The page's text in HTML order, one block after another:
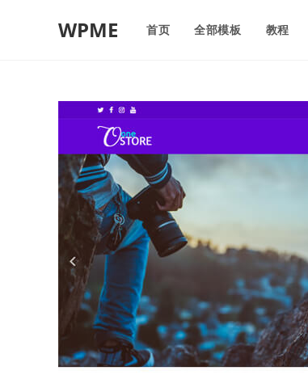
WPME 首页 全部模板 教程